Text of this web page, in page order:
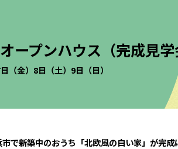
ープンハウス（完成見学
（金）8日（土）9日（日）
で新築中のおうち「北欧風の白い家」が完成